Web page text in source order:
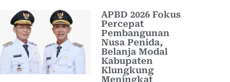
APBD 2026 Fokus
Percepat
Pembangunan
Nusa Penida,
Belanja Modal
Kabupaten
Klungkung
Meningkat